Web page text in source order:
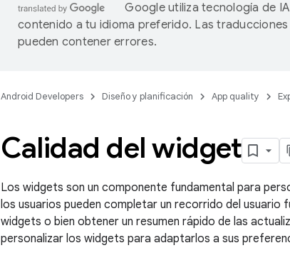
Google utiliza tecnología de
contenido a tu idioma preferido. Las traducciones
pueden contener errores.
Android Developers Diseño y planificación App quality
Calidad del widget
Los widgets son un componente fundamental para
los usuarios pueden completar un recorrido del usuario
widgets o bien obtener un resumen rápido de las
personalizar los widgets para adaptarlos a sus